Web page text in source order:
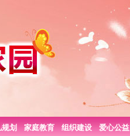
划 家庭教育 组织建设 爱心公益